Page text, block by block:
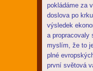
pokládáme za
doslova po
výsledek
a propracovaly
myslím, že to
plné
první světová